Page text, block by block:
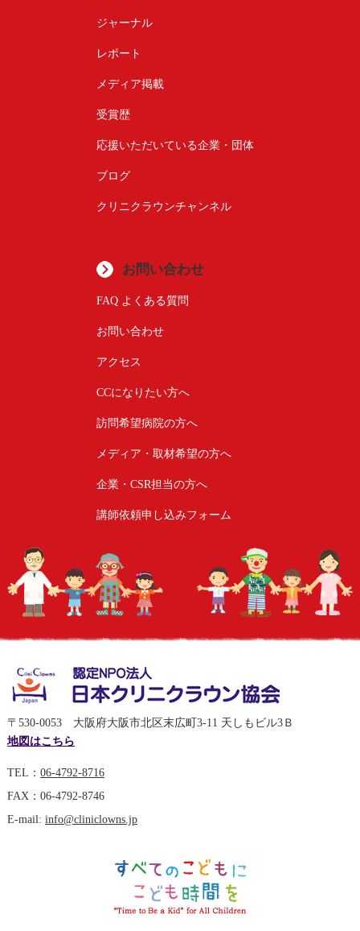
ジャーナル
レポート
メディア掲載
受賞歴
応援いただいている企業・団体
ブログ
クリニクラウンチャンネル
お問い合わせ
FAQ よくある質問
お問い合わせ
アクセス
CCになりたい方へ
訪問希望病院の方へ
メディア・取材希望の方へ
企業・CSR担当の方へ
講師依頼申し込みフォーム
〒530-0053 大阪府大阪市北区末広町3-11 天しもビル3Ｂ
地図はこちら
TEL： 06-4792-8716
FAX：06-4792-8746
E-mail: info@cliniclowns.jp